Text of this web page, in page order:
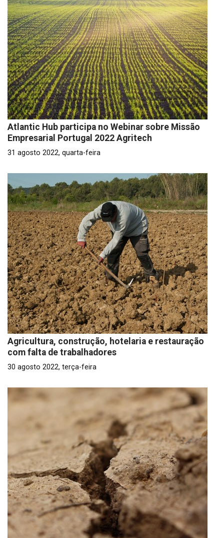
Atlantic Hub participa no Webinar sobre Missão
Empresarial Portugal 2022 Agritech
31 agosto 2022, quarta-feira
Agricultura, construção, hotelaria e restauração
com falta de trabalhadores
30 agosto 2022, terça-feira